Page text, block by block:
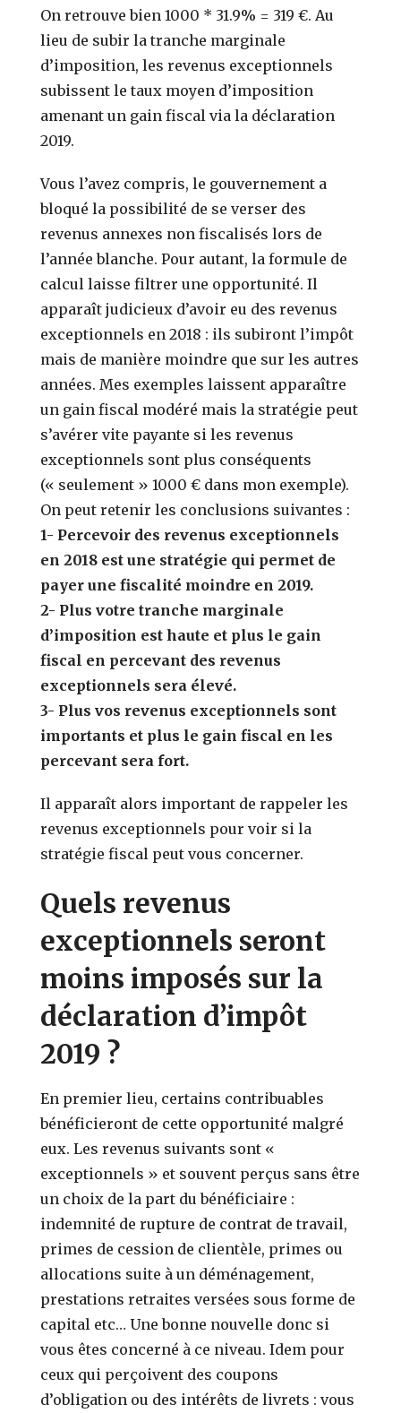
On retrouve bien 1000 * 31.9% = 319 €. Au
lieu de subir la tranche marginale
d’imposition, les revenus exceptionnels
subissent le taux moyen d’imposition
amenant un gain fiscal via la déclaration
2019.
Vous l’avez compris, le gouvernement a
bloqué la possibilité de se verser des
revenus annexes non fiscalisés lors de
l’année blanche. Pour autant, la formule de
calcul laisse filtrer une opportunité. Il
apparaît judicieux d’avoir eu des revenus
exceptionnels en 2018 : ils subiront l’impôt
mais de manière moindre que sur les autres
années. Mes exemples laissent apparaître
un gain fiscal modéré mais la stratégie peut
s’avérer vite payante si les revenus
exceptionnels sont plus conséquents
(« seulement » 1000 € dans mon exemple).
On peut retenir les conclusions suivantes :
1- Percevoir des revenus exceptionnels
en 2018 est une stratégie qui permet de
payer une fiscalité moindre en 2019.
2- Plus votre tranche marginale
d’imposition est haute et plus le gain
fiscal en percevant des revenus
exceptionnels sera élevé.
3- Plus vos revenus exceptionnels sont
importants et plus le gain fiscal en les
percevant sera fort.
Il apparaît alors important de rappeler les
revenus exceptionnels pour voir si la
stratégie fiscal peut vous concerner.
Quels revenus
exceptionnels seront
moins imposés sur la
déclaration d’impôt
2019 ?
En premier lieu, certains contribuables
bénéficieront de cette opportunité malgré
eux. Les revenus suivants sont «
exceptionnels » et souvent perçus sans être
un choix de la part du bénéficiaire :
indemnité de rupture de contrat de travail,
primes de cession de clientèle, primes ou
allocations suite à un déménagement,
prestations retraites versées sous forme de
capital etc… Une bonne nouvelle donc si
vous êtes concerné à ce niveau. Idem pour
ceux qui perçoivent des coupons
d’obligation ou des intérêts de livrets : vous